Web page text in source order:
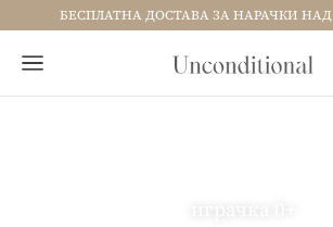
БЕСПЛАТНА ДОСТАВА ЗА НАРАЧКИ НАД